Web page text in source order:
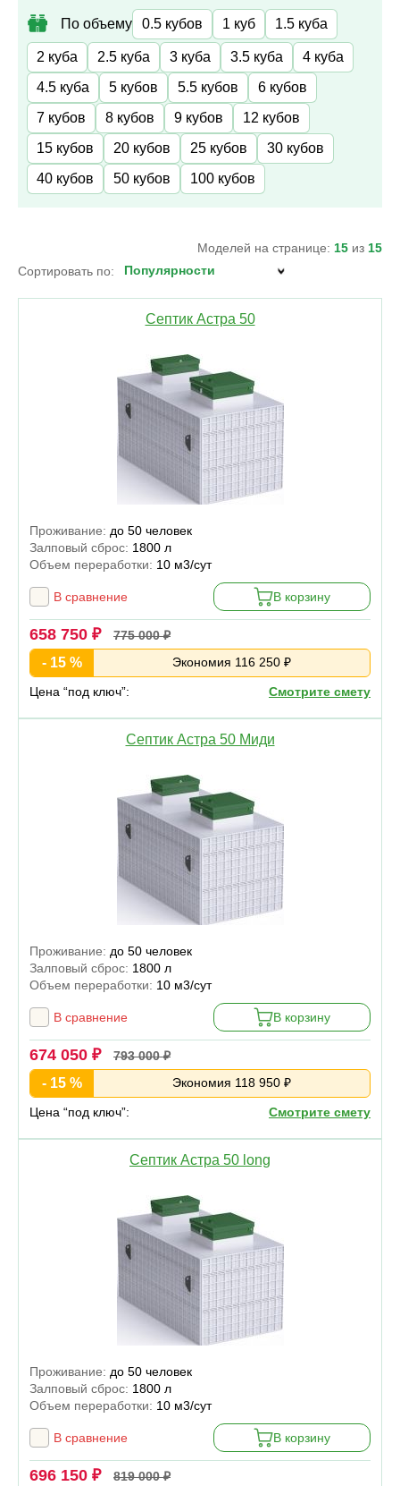
По объему 0.5 кубов 1 куб 1.5 куба
2 куба 2.5 куба 3 куба 3.5 куба
4 куба
4.5 куба
5 кубов 5.5 кубов
6 кубов
7 кубов
8 кубов 9 кубов
12 кубов
15 кубов
20 кубов 25 кубов
30 кубов
40 кубов
50 кубов 100 кубов
Моделей на странице: 15 из 15
Сортировать по:
Септик Астра 50
Проживание: до 50 человек
Залповый сброс: 1800 л
Объем переработки: 10 м3/сут
В сравнение В корзину
658 750 ₽ 775 000 ₽
- 15 % Экономия 116 250 ₽
Цена “под ключ”: Смотрите смету
Септик Астра 50 Миди
Проживание: до 50 человек
Залповый сброс: 1800 л
Объем переработки: 10 м3/сут
В сравнение В корзину
674 050 ₽ 793 000 ₽
- 15 % Экономия 118 950 ₽
Цена “под ключ”: Смотрите смету
Септик Астра 50 long
Проживание: до 50 человек
Залповый сброс: 1800 л
Объем переработки: 10 м3/сут
В сравнение В корзину
696 150 ₽ 819 000 ₽